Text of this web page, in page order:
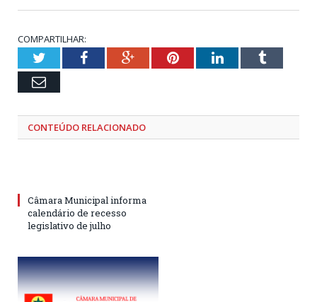
COMPARTILHAR:
TwitterFacebookGoogle+PinterestLinkedInTumblr
Email
CONTEÚDO RELACIONADO
Câmara Municipal informa
calendário de recesso
legislativo de julho